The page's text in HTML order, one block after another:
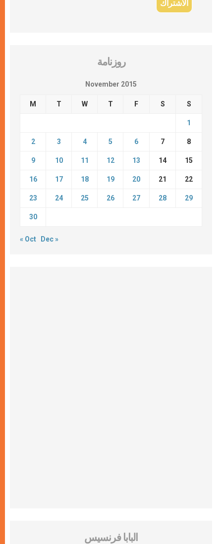
روزنامة
November 2015
M T W T F S S
1
2 3 4 5 6 7 8
9 10 11 12 13 14 15
16 17 18 19 20 21 22
23 24 25 26 27 28 29
30
« Oct Dec »
البابا فرنسيس